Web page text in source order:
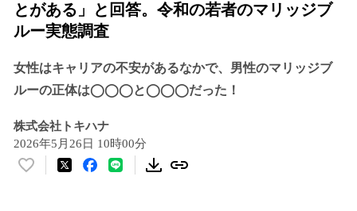
とがある」と回答。令和の若者のマリッジブ
ルー実態調査
女性はキャリアの不安があるなかで、男性のマリッジブ
ルーの正体は◯◯◯と◯◯◯だった！
株式会社トキハナ
2026年5月26日 10時00分
い